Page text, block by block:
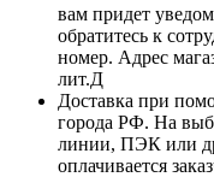
вам придет
обратитесь к
номер. Адрес
лит.Д
Доставка при
города РФ. На
линии, ПЭК или
оплачивается